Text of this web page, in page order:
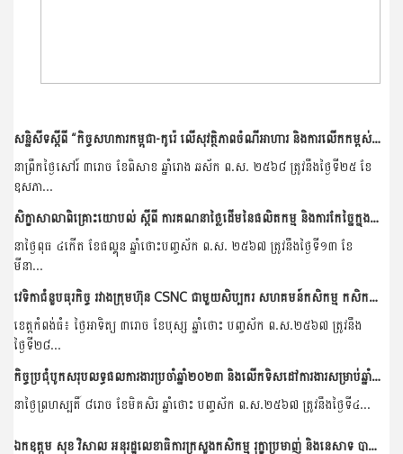
សន្និសីទស្ដីពី “កិច្ចសហការកម្ពុជា-កូរ៉េ លើសុវត្ថិភាពចំណីអាហារ និងការលើកកម្ពស់ម្ហូបអាហារ”
នាព្រឹកថ្ងៃសៅរ៍ ៣រោច ខែពិសាខ ឆ្នាំរោង ឆស័ក ព​.ស. ២៥៦៨ ត្រូវនឹងថ្ងៃទី២៥ ខែ
ឧសភា...
សិក្ខាសាលាពិគ្រោះយោបល់ ស្តីពី ការគណនាថ្លៃដើមនៃផលិតកម្ម និងការកែច្នៃក្នុងខ្សែច្រវាក់តម្លៃគ្រាប់ស្វាយចន្ទី
នាថ្ងៃពុធ ៤កើត ខែផល្គុន ឆ្នាំថោះបញ្ចស័ក ព.ស. ២៥៦៧ ត្រូវនឹងថ្ងៃទី១៣ ខែ
មីនា...
វេទិកាជំនួបធុរកិច្ច រវាងក្រុមហ៊ុន CSNC ជាមួយសិប្បករ សហគមន៍កសិកម្ម កសិករស្វាយចន្ទី និងពិធីចុះអនុស្សរណៈ
ខេត្តកំពង់ធំ៖ ថ្ងៃអាទិត្យ ៣រោច ខែបុស្ស ឆ្នាំថោះ បញ្ចស័ក ព.ស.២៥៦៧ ត្រូវនឹង
ថ្ងៃទី២៨...
កិច្ចប្រជុំបូកសរុបលទ្ធផលការងារប្រចាំឆ្នាំ២០២៣ និងលើកទិសដៅការងារសម្រាប់ឆ្នាំ២០២៤ របស់នាយកដ្ឋានកសិ-ឧស្សាហកម្ម
នាថ្ងៃព្រហស្បតិ៍ ៨រោច ខែមិគសិរ ឆ្នាំថោះ បញ្ចស័ក ព.ស.២៥៦៧ ត្រូវនឹងថ្ងៃទី៤...
ឯកឧត្តម សុខ វិសាល អនុរដ្ឋលេខាធិការក្រសួងកសិកម្ម រុក្ខាប្រមាញ់ និងនេសាទ បានដឹកនាំកិច្ចប្រជុំពិភាក្សាការងារជាមួយគណៈប្រតិភូកូរ៉េ ដែលអញ្ជើញមកពីសមាគមអភិវឌ្ឍធនធានកសិកម្មកូរ៉េ...